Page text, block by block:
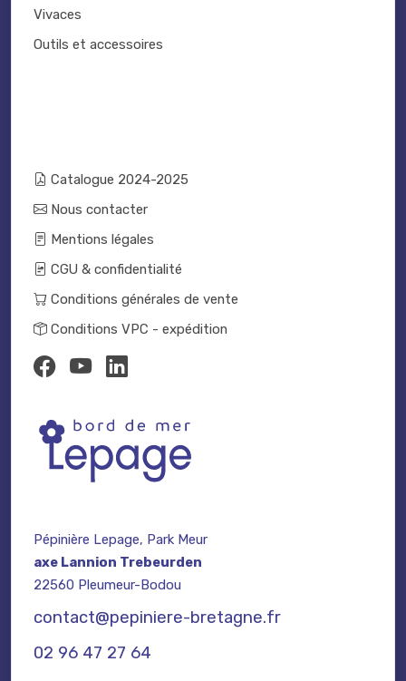
Vivaces
Outils et accessoires
Catalogue 2024-2025
Nous contacter
Mentions légales
CGU & confidentialité
Conditions générales de vente
Conditions VPC - expédition
Pépinière Lepage, Park Meur
axe Lannion Trebeurden
22560 Pleumeur-Bodou
contact@pepiniere-bretagne.fr
02 96 47 27 64